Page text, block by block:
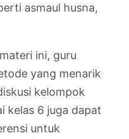
asmaul husna,
ini, guru
yang menarik
kelompok
kelas 6 juga dapat
untuk